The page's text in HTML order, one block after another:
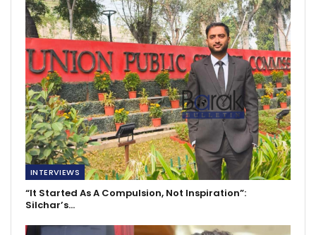
INTERVIEWS
“It Started As A Compulsion, Not Inspiration”:
Silchar’s…